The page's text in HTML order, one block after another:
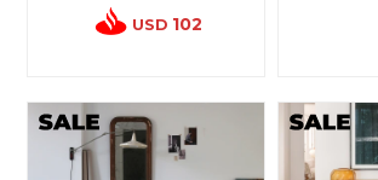
USD 102